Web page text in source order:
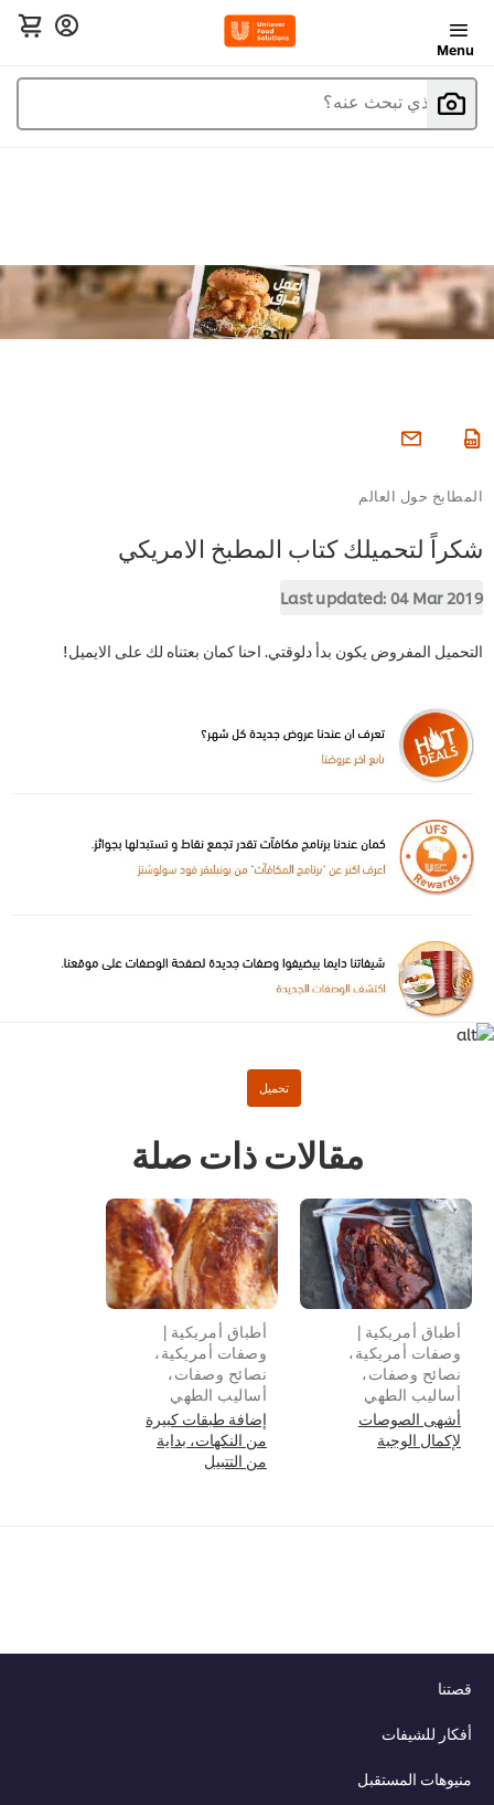
Menu
ما الذي تبحث عنه؟
المطابخ حول العالم
شكراً لتحميلك كتاب المطبخ الامريكي
Last updated: 04 Mar 2019
التحميل المفروض يكون بدأ دلوقتي. احنا كمان بعتناه لك على الايميل!
تحميل
مقالات ذات صلة
أطباق أمريكية |
وصفات أمريكية،
نصائح وصفات،
أساليب الطهي
أشهى الصوصات
لإكمال الوجبة
أطباق أمريكية |
وصفات أمريكية،
نصائح وصفات،
أساليب الطهي
إضافة طبقات كبيرة
من النكهات، بداية
من التتبيل
قصتنا
أفكار للشيفات
منيوهات المستقبل